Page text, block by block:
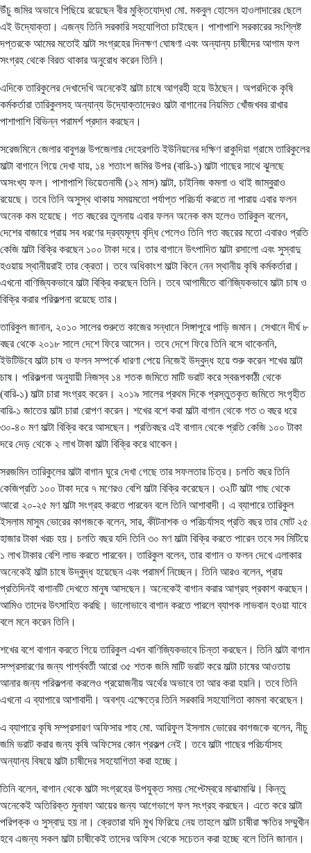
উঁচু জমির অভাবে পিছিয়ে রয়েছেন বীর মুক্তিযোদ্ধা মো. মকবুল হোসেন হাওলাদারের ছেলে
এই উদ্যোক্তা। এজন্য তিনি সরকারি সহযোগিতা চাইছেন। পাশাপাশি সরকারের সংশ্লিষ্ট
দপ্তরকে আমের মতোই মাল্টা সংগ্রহের দিনক্ষণ ঘোষণা এবং অন্যান্য চাষীদের আগাম ফল
সংগ্রহ থেকে বিরত থাকার অনুরোধ করেন তিনি।
এদিকে তারিকুলের দেখাদেখি অনেকেই মাল্টা চাষে আগ্রহী হয়ে উঠছেন। অপরদিকে কৃষি
কর্মকর্তারা তারিকুলসহ অন্যান্য উদ্যোক্তাদেরও মাল্টা বাগানের নিয়মিত খোঁজখবর রাখার
পাশাপাশি বিভিন্ন পরামর্শ প্রদান করছেন।
সরেজমিনে জেলার বাবুগঞ্জ উপজেলার দেহেরগতি ইউনিয়নের দক্ষিণ রাকুদিয়া গ্রামে তারিকুলের
মাল্টা বাগানে গিয়ে দেখা যায়, ১৪ শতাংশ জমির উপর (বারি-১) মাল্টা গাছের সাথে ঝুলছে
অসংখ্য ফল। পাশাপাশি ভিয়েতনামী (১২ মাস) মাল্টা, চাইনিজ কমলা ও থাই জাম্বুরাও
রয়েছে। তবে তিনি অসুস্থ থাকায় সময়মতো পর্যাপ্ত পরিচর্যা করতে না পারায় এবার ফলন
অনেক কম হয়েছে। গত বছরের তুলনায় এবার ফলন অনেক কম হলেও তারিকুল বলেন,
দেশের বাজারে প্রায় সব ধরণের দ্রব্যমূল্য বৃদ্ধি পেলেও তিনি গত বছরের মতো এবারও প্রতি
কেজি মাল্টা বিক্রি করছেন ১০০ টাকা দরে। তার বাগানে উৎপাদিত মাল্টা রসালো এবং সুস্বাদু
হওয়ায় স্থানীয়রাই তার ক্রেতা। তবে অধিকাংশ মাল্টা কিনে নেন স্থানীয় কৃষি কর্মকর্তারা।
এখনো বাণিজ্যিকভাবে মাল্টা বিক্রি করছেন তিনি। তবে আগামীতে বাণিজ্যিকভাবে মাল্টা চাষ ও
বিক্রি করার পরিকল্পনা রয়েছে তার।
তারিকুল জানান, ২০১০ সালের শুরুতে কাজের সন্ধানে সিঙ্গাপুরে পাড়ি জমান। সেখানে দীর্ঘ ৮
বছর থেকে ২০১৮ সালে দেশে ফিরে আসেন। তবে দেশে ফিরে তিনি বসে থাকেননি,
ইউটিউবে মাল্টা চাষ ও ফলন সম্পর্কে ধারণা পেয়ে নিজেই উদ্বুদ্ধ হয়ে শুরু করেন শখের মাল্টা
চাষ। পরিকল্পনা অনুযায়ী নিজস্ব ১৪ শতক জমিতে মাটি ভরাট করে স্বরূপকাঠী থেকে
(বারি-১) মাল্টা চারা সংগ্রহ করেন। ২০১৯ সালের প্রথম দিকে প্রস্তুতকৃত জমিতে সংগৃহীত
বারি-১ জাতের মাল্টা চারা রোপণ করেন। শখের বশে করা মাল্টা বাগান থেকে গত ৩ বছর ধরে
৩০-৪০ মণ মাল্টা বিক্রি করে আসছেন। প্রতিবছর এই বাগান থেকে প্রতি কেজি ১০০ টাকা
দরে দেড় থেকে ২ লাখ টাকা মাল্টা বিক্রি করে থাকেন।
সরজমিন তারিকুলের মাল্টা বাগান ঘুরে দেখা গেছে তার সফলতার চিত্র। চলতি বছর তিনি
কেজিপ্রতি ১০০ টাকা দরে ৭ মণেরও বেশি মাল্টা বিক্রি করেছেন। ৩২টি মাল্টা গাছ থেকে
আরো ২০-২৫ মণ মাল্টা সংগ্রহ করতে পারবেন বলে তিনি আশাবাদী। এ ব্যাপারে তারিকুল
ইসলাম মাসুম ভোরের কাগজকে বলেন, সার, কীটনাশক ও পরিচর্যাসহ প্রতি বছর তার মোট ২৫
হাজার টাকা খরচ হয়। চলতি বছর যদি তিনি ৩০ মণ মাল্টা বিক্রি করতে পারেন তবে সব মিটিয়ে
১ লাখ টাকার বেশি লাভ করতে পারবেন। তারিকুল বলেন, তার বাগান ও ফলন দেখে এলাকার
অনেকেই মাল্টা চাষে উদ্বুদ্ধ হয়েছেন এবং পরামর্শ নিচ্ছেন। তিনি আরও বলেন, প্রায়
প্রতিদিনই বাগানটি দেখতে মানুষ আসছেন। অনেকেই বাগান করার আগ্রহ প্রকাশ করছেন।
আমিও তাদের উৎসাহিত করছি। ভালোভাবে বাগান করতে পারলে ব্যাপক লাভবান হওয়া যাবে
বলে মনে করেন তিনি।
শখের বশে বাগান করতে গিয়ে তারিকুল এখন বাণিজ্যিকভাবে চিন্তা করছেন। তিনি মাল্টা বাগান
সম্প্রসারণের জন্য পার্শ্ববর্তী আরো ৩৫ শতক জমি মাটি ভরাট করে মাল্টা চাষের আওতায়
আনার জন্য পরিকল্পনা করলেও প্রয়োজনীয় অর্থের অভাবে তা আর করা হয়নি। তবে তিনি
এখনো এ ব্যাপারে আশাবাদী। অবশ্য এক্ষেত্রে তিনি সরকারি সহযোগিতা কামনা করেছেন।
এ ব্যাপারে কৃষি সম্প্রসারণ অফিসার শাহ মো. আরিফুল ইসলাম ভোরের কাগজকে বলেন, নীচু
জমি ভরাট করার জন্য কৃষি অফিসের কোন প্রকল্প নেই। তবে মাল্টা গাছের পরিচর্যাসহ
অন্যান্য বিষয়ে মাল্টা চাষীদের সহযোগিতা করা হচ্ছে।
তিনি বলেন, বাগান থেকে মাল্টা সংগ্রহের উপযুক্ত সময় সেপ্টেম্বরে মাঝামাঝি। কিন্তু
অনেকেই অতিরিক্ত মুনাফা আয়ের জন্য আগেভাগে ফল সংগ্রহ করছেন। এতে করে মাল্টা
পরিপক্ক ও সুস্বাদু হয় না। ক্রেতারা যদি মুখ ফিরিয়ে নেয় তাহলে মাল্টা চাষীরা ক্ষতির সম্মুখীন
হবে এজন্য সকল মাল্টা চাষীকেই তাদের অফিস থেকে সচেতন করা হচ্ছে বলে তিনি জানান।